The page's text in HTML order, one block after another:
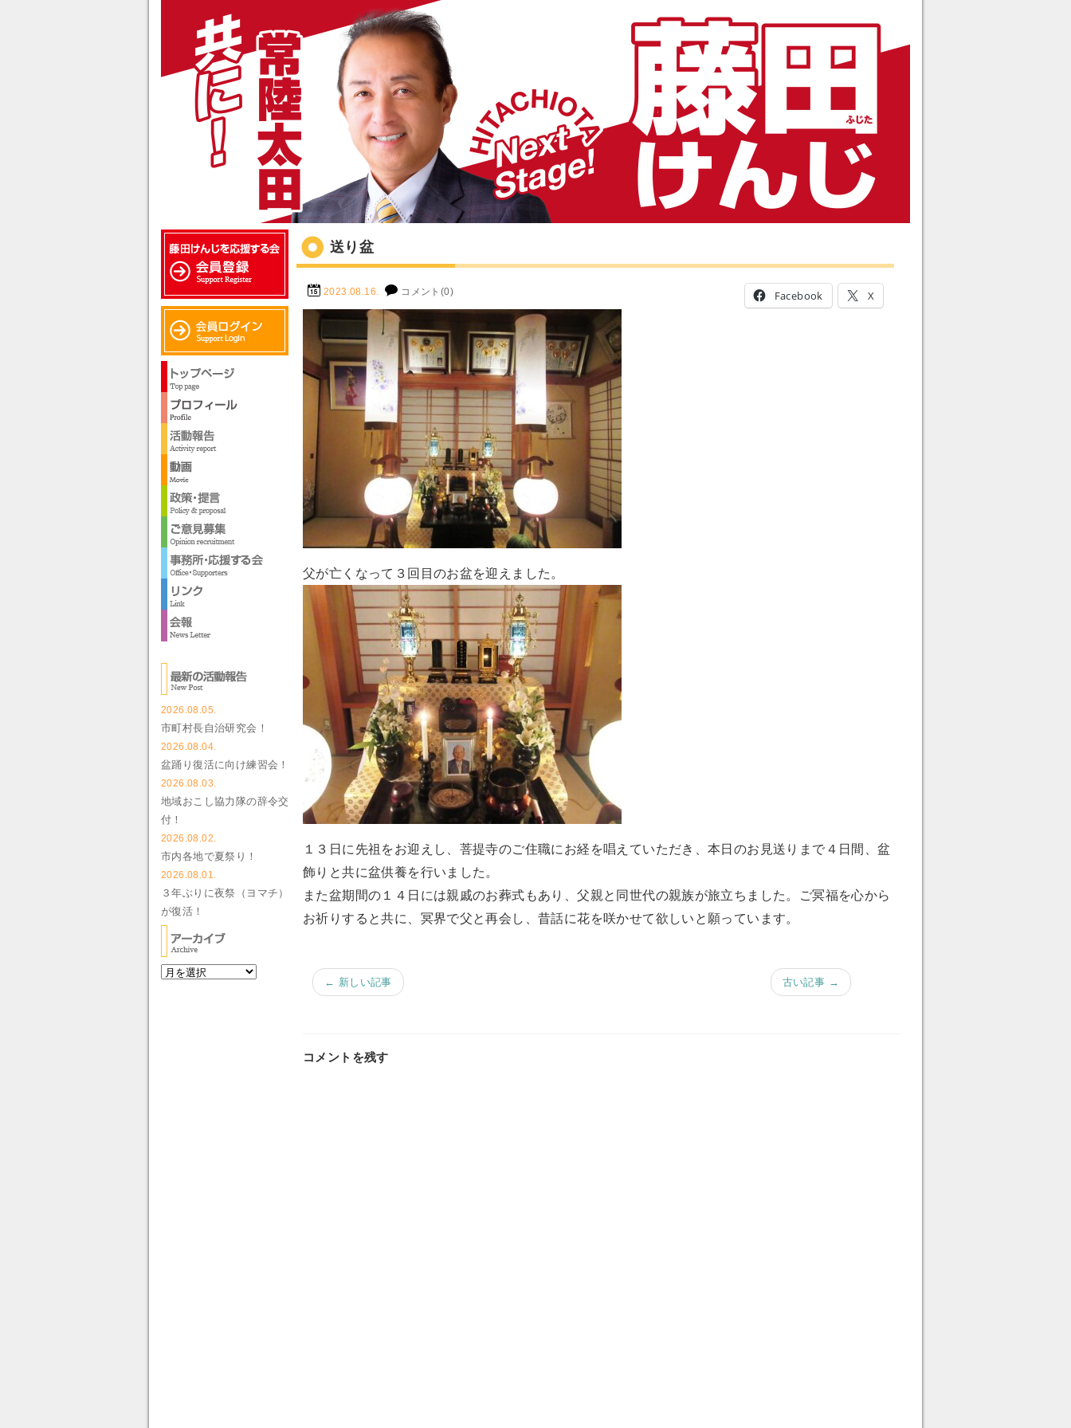
送り盆
2023.08.16. コメント(0) Facebook X
父が亡くなって３回目のお盆を迎えました。
１３日に先祖をお迎えし、菩提寺のご住職にお経を唱えていただき、本日のお見送りまで４日間、盆
飾りと共に盆供養を行いました。
また盆期間の１４日には親戚のお葬式もあり、父親と同世代の親族が旅立ちました。ご冥福を心から
お祈りすると共に、冥界で父と再会し、昔話に花を咲かせて欲しいと願っています。
← 新しい記事 古い記事 →
コメントを残す
2026.08.05.
市町村長自治研究会！
2026.08.04.
盆踊り復活に向け練習会！
2026.08.03.
地域おこし協力隊の辞令交
付！
2026.08.02.
市内各地で夏祭り！
2026.08.01.
３年ぶりに夜祭（ヨマチ）
が復活！